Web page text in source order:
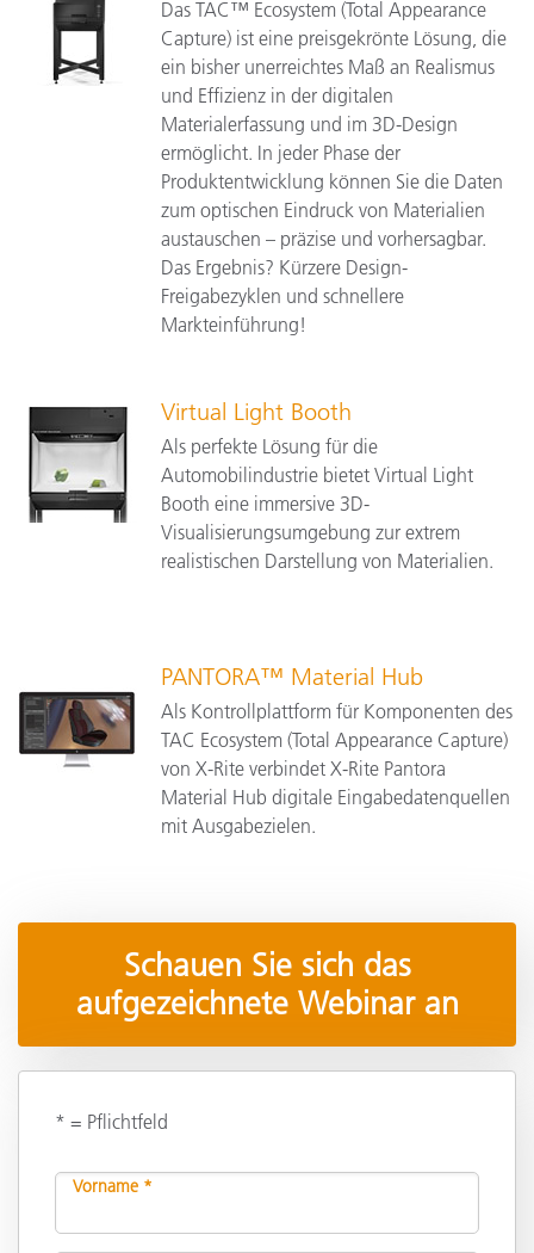
Das TAC™ Ecosystem (Total Appearance
Capture) ist eine preisgekrönte Lösung, die
ein bisher unerreichtes Maß an Realismus
und Effizienz in der digitalen
Materialerfassung und im 3D-Design
ermöglicht. In jeder Phase der
Produktentwicklung können Sie die Daten
zum optischen Eindruck von Materialien
austauschen – präzise und vorhersagbar.
Das Ergebnis? Kürzere Design-
Freigabezyklen und schnellere
Markteinführung!
Virtual Light Booth
Als perfekte Lösung für die
Automobilindustrie bietet Virtual Light
Booth eine immersive 3D-
Visualisierungsumgebung zur extrem
realistischen Darstellung von Materialien.
PANTORA™ Material Hub
Als Kontrollplattform für Komponenten des
TAC Ecosystem (Total Appearance Capture)
von X-Rite verbindet X-Rite Pantora
Material Hub digitale Eingabedatenquellen
mit Ausgabezielen.
Schauen Sie sich das
aufgezeichnete Webinar an
* = Pflichtfeld
Vorname *